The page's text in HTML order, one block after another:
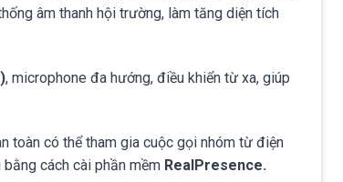
âm thanh hội trường, làm tăng diện tích
, microphone đa hướng, điều khiển từ xa, giúp
toàn có thể tham gia cuộc gọi nhóm từ điện
cách cài phần mềm RealPresence.